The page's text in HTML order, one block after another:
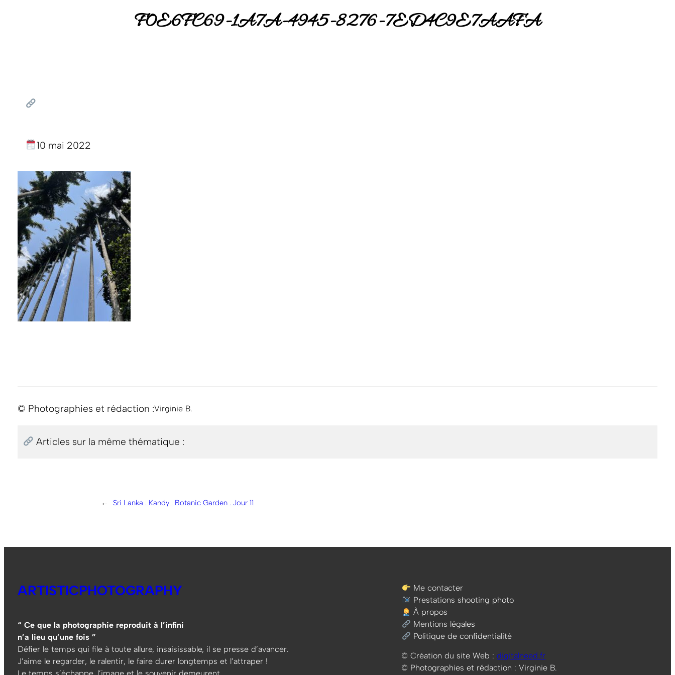
F0E6FC69-1A7A-4945-8276-7ED4C9E7AAFA
10 mai 2022
© Photographies et rédaction :Virginie B.
Articles sur la même thématique :
← Sri Lanka . Kandy . Botanic Garden . Jour 11
ARTISTICPHOTOGRAPHY
“ Ce que la photographie reproduit à l’infini
n’a lieu qu’une fois ”
Défier le temps qui file à toute allure, insaisissable, il se presse d’avancer.
J’aime le regarder, le ralentir, le faire durer longtemps et l’attraper !
Me contacter
Prestations shooting photo
À propos
Mentions légales
Politique de confidentialité
© Création du site Web : digitalneed.fr
© Photographies et rédaction : Virginie B.